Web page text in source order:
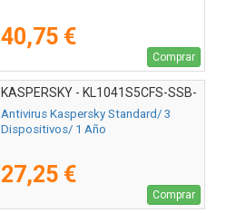
40,75 €
Comprar
KASPERSKY - KL1041S5CFS-SSB-
ES
Antivirus Kaspersky Standard/ 3
Dispositivos/ 1 Año
27,25 €
Comprar